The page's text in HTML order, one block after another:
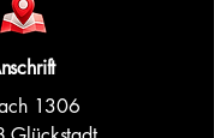
1306